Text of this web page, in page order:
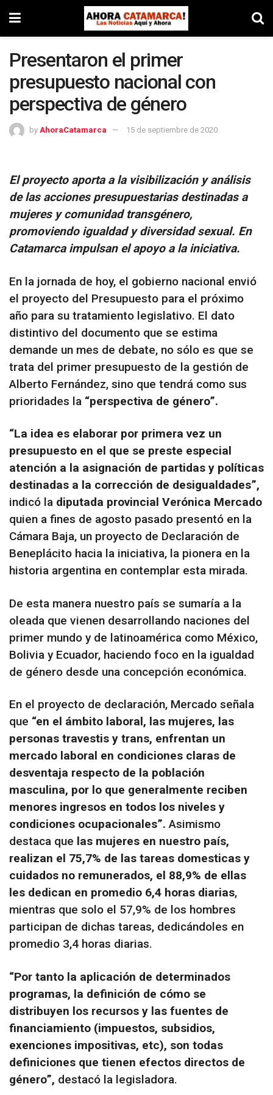
Presentaron el primer
presupuesto nacional con
perspectiva de género
by AhoraCatamarca 15 de septiembre de 2020
El proyecto aporta a la visibilización y análisis
de las acciones presupuestarias destinadas a
mujeres y comunidad transgénero,
promoviendo igualdad y diversidad sexual. En
Catamarca impulsan el apoyo a la iniciativa.
En la jornada de hoy, el gobierno nacional envió
el proyecto del Presupuesto para el próximo
año para su tratamiento legislativo. El dato
distintivo del documento que se estima
demande un mes de debate, no sólo es que se
trata del primer presupuesto de la gestión de
Alberto Fernández, sino que tendrá como sus
prioridades la “perspectiva de género”.
“La idea es elaborar por primera vez un
presupuesto en el que se preste especial
atención a la asignación de partidas y políticas
destinadas a la corrección de desigualdades”,
indicó la diputada provincial Verónica Mercado
quien a fines de agosto pasado presentó en la
Cámara Baja, un proyecto de Declaración de
Beneplácito hacia la iniciativa, la pionera en la
historia argentina en contemplar esta mirada.
De esta manera nuestro país se sumaría a la
oleada que vienen desarrollando naciones del
primer mundo y de latinoamérica como México,
Bolivia y Ecuador, haciendo foco en la igualdad
de género desde una concepción económica.
En el proyecto de declaración, Mercado señala
que “en el ámbito laboral, las mujeres, las
personas travestis y trans, enfrentan un
mercado laboral en condiciones claras de
desventaja respecto de la población
masculina, por lo que generalmente reciben
menores ingresos en todos los niveles y
condiciones ocupacionales”. Asimismo
destaca que las mujeres en nuestro país,
realizan el 75,7% de las tareas domesticas y
cuidados no remunerados, el 88,9% de ellas
les dedican en promedio 6,4 horas diarias,
mientras que solo el 57,9% de los hombres
participan de dichas tareas, dedicándoles en
promedio 3,4 horas diarias.
“Por tanto la aplicación de determinados
programas, la definición de cómo se
distribuyen los recursos y las fuentes de
financiamiento (impuestos, subsidios,
exenciones impositivas, etc), son todas
definiciones que tienen efectos directos de
género”, destacó la legisladora.